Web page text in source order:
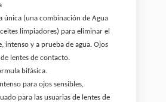
única (una combinación de Agua
limpiadores) para eliminar el
intenso y a prueba de agua. Ojos
lentes de contacto.
bifásica.
para ojos sensibles,
para las usuarias de lentes de